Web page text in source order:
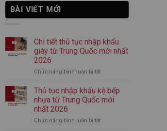
BÀI VIẾT MỚI
Chi tiết thủ tục nhập khẩu
giày từ Trung Quốc mới nhất
2026
Chức năng bình luận bị tắtở
tiết
thủ
khẩu
Thủ tục nhập khẩu kệ bếp
nhựa từ Trung Quốc mới
nhất 2026
Chức năng bình luận bị tắtở